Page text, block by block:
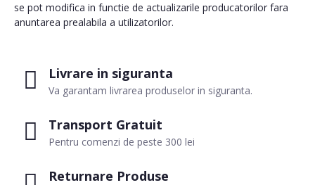
Livrare in siguranta
Va garantam livrarea produselor in siguranta.
Transport Gratuit
Pentru comenzi de peste 300 lei
Returnare Produse
se pot modifica in functie de actualizarile producatorilor fara
anuntarea prealabila a utilizatorilor.